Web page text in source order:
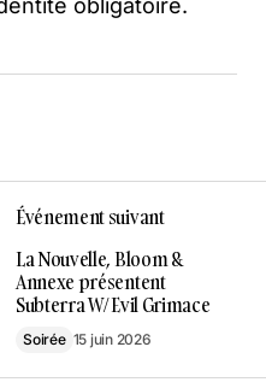
obligatoire.
Événement suivant
La Nouvelle, Bloom &
Annexe présentent
Subterra W/ Evil Grimace
Soirée 15 juin 2026